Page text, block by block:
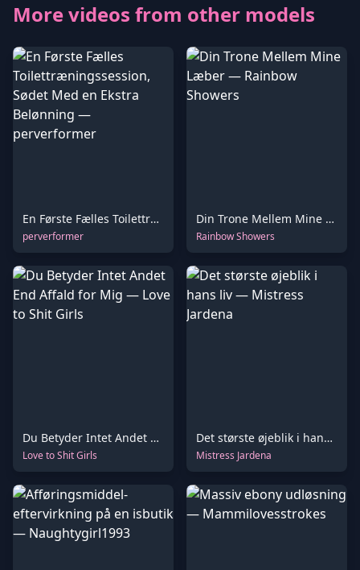
More videos from other models
En Første Fælles Toilettræningssession, Sødet Med en Ekstra Belønning
perverformer
Din Trone Mellem Mine Læber
Rainbow Showers
Du Betyder Intet Andet End Affald for Mig
Love to Shit Girls
Det største øjeblik i hans liv
Mistress Jardena